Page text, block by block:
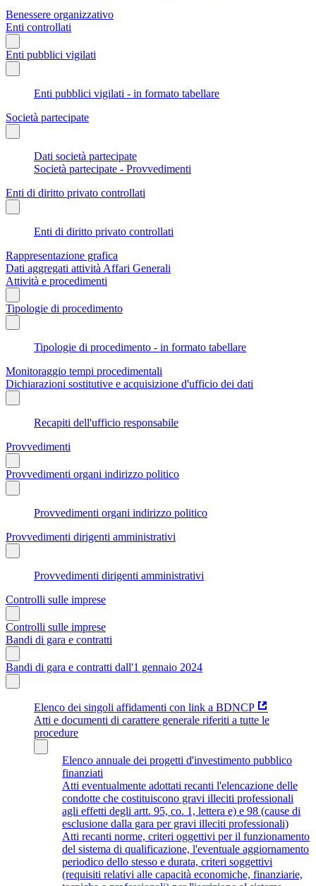
Benessere organizzativo
Enti controllati
Enti pubblici vigilati
Enti pubblici vigilati - in formato tabellare
Società partecipate
Dati società partecipate
Società partecipate - Provvedimenti
Enti di diritto privato controllati
Enti di diritto privato controllati
Rappresentazione grafica
Dati aggregati attività Affari Generali
Attività e procedimenti
Tipologie di procedimento
Tipologie di procedimento - in formato tabellare
Monitoraggio tempi procedimentali
Dichiarazioni sostitutive e acquisizione d'ufficio dei dati
Recapiti dell'ufficio responsabile
Provvedimenti
Provvedimenti organi indirizzo politico
Provvedimenti organi indirizzo politico
Provvedimenti dirigenti amministrativi
Provvedimenti dirigenti amministrativi
Controlli sulle imprese
Controlli sulle imprese
Bandi di gara e contratti
Bandi di gara e contratti dall'1 gennaio 2024
Elenco dei singoli affidamenti con link a BDNCP
Atti e documenti di carattere generale riferiti a tutte le
procedure
Elenco annuale dei progetti d'investimento pubblico
finanziati
Atti eventualmente adottati recanti l'elencazione delle
condotte che costituiscono gravi illeciti professionali
agli effetti degli artt. 95, co. 1, lettera e) e 98 (cause di
esclusione dalla gara per gravi illeciti professionali)
Atti recanti norme, criteri oggettivi per il funzionamento
del sistema di qualificazione, l'eventuale aggiornamento
periodico dello stesso e durata, criteri soggettivi
(requisiti relativi alle capacità economiche, finanziarie,